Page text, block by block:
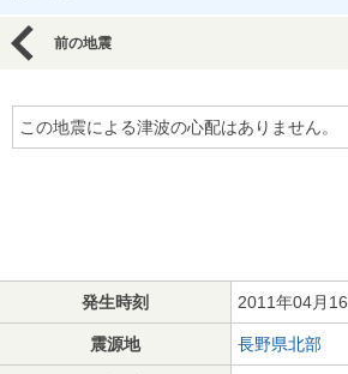
前の地震
この地震による津波の心配はありません。
発生時刻 2011年04月
震源地 長野県北部